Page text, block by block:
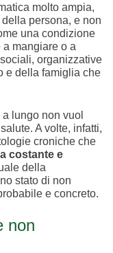
molto ampia,
persona, e non
una condizione
a mangiare o a
organizzative
e della famiglia che
lungo non vuol
A volte, infatti,
croniche che
costante e
della
stato di non
e concreto.
non